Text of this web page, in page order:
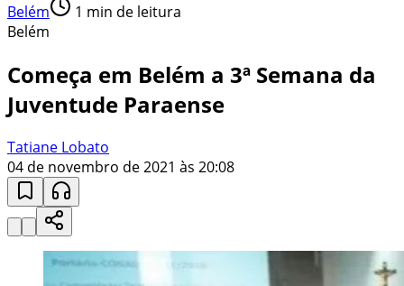
Belém 1 min de leitura
Belém
Começa em Belém a 3ª Semana da
Juventude Paraense
Tatiane Lobato
04 de novembro de 2021 às 20:08